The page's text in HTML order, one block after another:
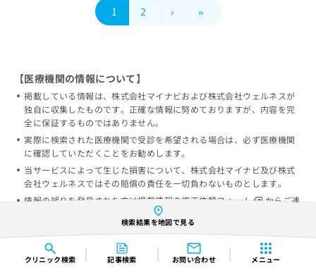
クリニック検索 記事検索 お問い合わせ メニュー
1 2 › »
検索結果を地図で見る
【医療機関の情報について】
掲載している情報は、株式会社マイナビおよび株式会社ウェルネスが
独自に収集したものです。正確な情報に努めておりますが、内容を完
全に保証するものではありません。
実際に検索された医療機関で受診を希望される場合は、必ず医療機関
に確認していただくことをお勧めします。
当サービスによって生じた損害について、株式会社マイナビ及び株式
会社ウェルネスではその賠償の責任を一切負わないものとします。
情報の誤りを発見された方は掲載情報の修正依頼フォーム
からご連